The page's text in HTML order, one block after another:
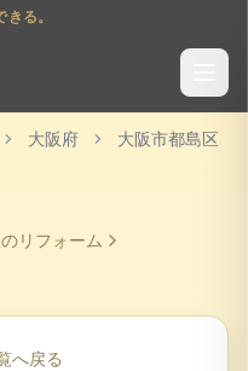
る。
大阪府
大阪市都島区
のリフォーム
へ戻る